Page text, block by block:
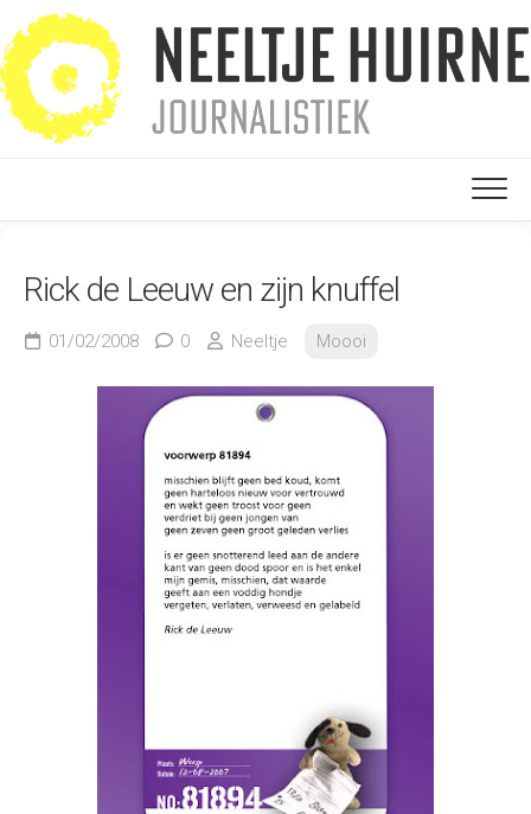
naar
de
inhoud
Rick de Leeuw en zijn knuffel
01/02/2008 0 Neeltje Moooi